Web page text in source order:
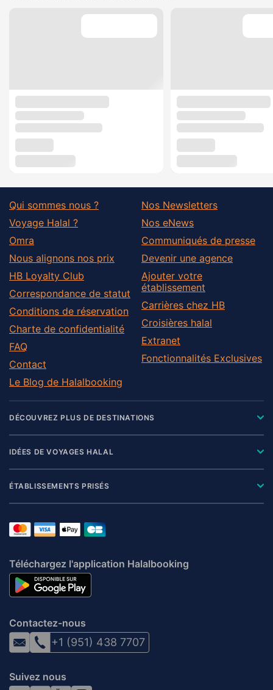
Qui sommes nous ?
Voyage Halal ?
Omra
Nous alignons nos prix
HB Loyalty Club
Correspondance de statut
Conditions de réservation
Charte de confidentialité
FAQ
Contact
Le Blog de Halalbooking
Nos Newsletters
Nos eNews
Communiqués de presse
Devenir une agence
Ajouter votre
établissement
Carrières chez HB
Croisières halal
Extranet
Fonctionnalités Exclusives
DÉCOUVREZ PLUS DE DESTINATIONS
IDÉES DE VOYAGES HALAL
ÉTABLISSEMENTS PRISÉS
Téléchargez l'application Halalbooking
Contactez-nous
+1 (951) 438 7707
Suivez nous